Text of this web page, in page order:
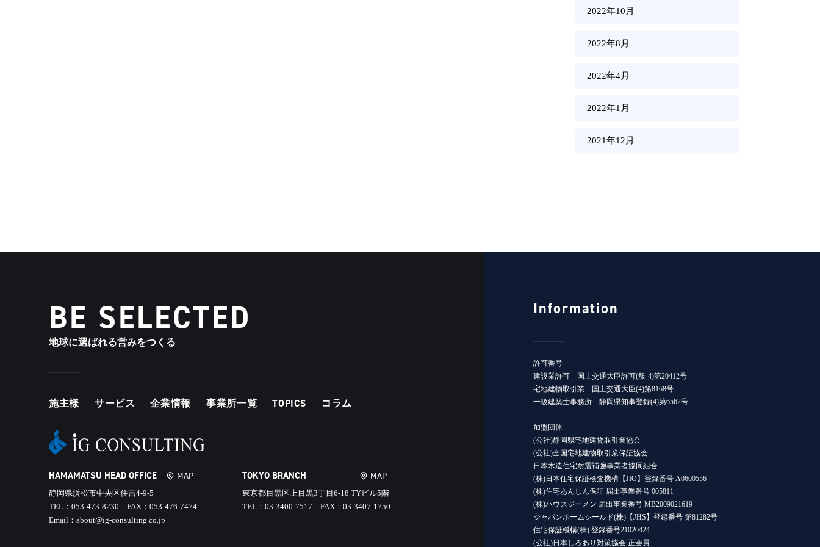
2022年10月
2022年8月
2022年4月
2022年1月
2021年12月
BE SELECTED
地球に選ばれる営みをつくる
施主様 サービス 企業情報 事業所一覧 TOPICS コラム
HAMAMATSU HEAD OFFICE
静岡県浜松市中央区住吉4-9-5
TEL：053-473-8230 FAX：053-476-7474
Email：about@ig-consulting.co.jp
MAP TOKYO BRANCH
東京都目黒区上目黒3丁目6-18 TYビル5階
TEL：03-3400-7517 FAX：03-3407-1750
MAP
Information
許可番号
建設業許可 国土交通大臣許可(般-4)第20412号
宅地建物取引業 国土交通大臣(4)第8168号
一級建築士事務所 静岡県知事登録(4)第6562号
加盟団体
(公社)静岡県宅地建物取引業協会
(公社)全国宅地建物取引業保証協会
日本木造住宅耐震補強事業者協同組合
(株)日本住宅保証検査機構【JIO】登録番号 A0600556
(株)住宅あんしん保証 届出事業番号 005811
(株)ハウスジーメン 届出事業番号 MB2009021619
ジャパンホームシールド(株)【JHS】登録番号 第81282号
住宅保証機構(株) 登録番号21020424
(公社)日本しろあり対策協会 正会員